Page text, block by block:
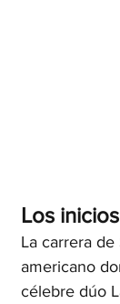
Los
La carrera
americano
célebre dúo